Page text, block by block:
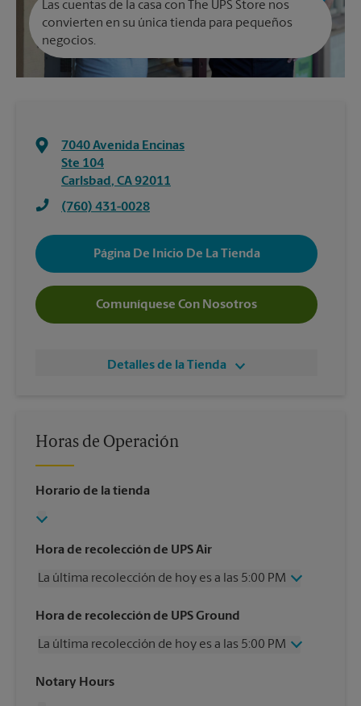
Las cuentas de la casa con The UPS Store nos
convierten en su única tienda para pequeños
negocios.
7040 Avenida Encinas
Ste 104
Carlsbad, CA92011
(760) 431-0028
Página De Inicio De La Tienda
Comuníquese Con Nosotros
Detalles de la Tienda
Horas de Operación
Horario de la tienda
Hora de recolección de UPS Air
La última recolección de hoy es a las 5:00 PM
Miércoles
5:00 PM
Viernes
5:00 PM
Domingo
Hora de recolección de UPS Ground
La última recolección de hoy es a las 5:00 PM
Miércoles
Notary Hours